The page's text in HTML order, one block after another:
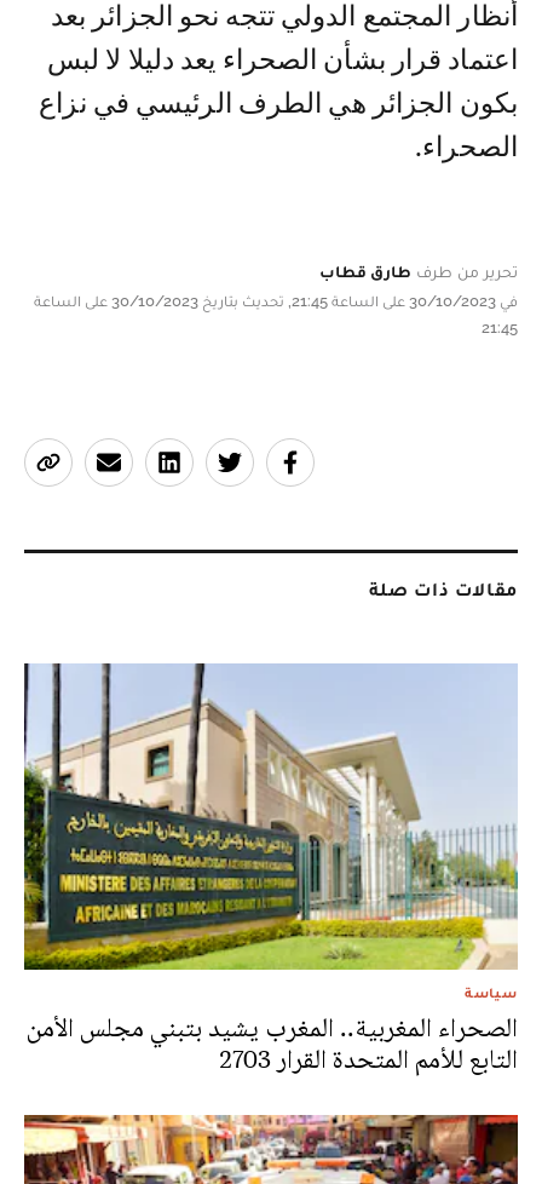
أنظار المجتمع الدولي تتجه نحو الجزائر بعد
اعتماد قرار بشأن الصحراء يعد دليلا لا لبس
بكون الجزائر هي الطرف الرئيسي في نزاع
الصحراء.
تحرير من طرف طارق قطاب
في 30/10/2023 على الساعة 21:45, تحديث بتاريخ 30/10/2023 على الساعة
21:45
مقالات ذات صلة
سياسة
الصحراء المغربية.. المغرب يشيد بتبني مجلس الأمن
التابع للأمم المتحدة القرار 2703